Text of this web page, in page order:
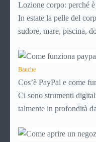
capiremo come inviare
Lozione corpo: perché
in estate
In estate la pelle del
sudore, mare, piscina,
disidratata o
proprio nei mesi caldi,
prodotti idratanti perché
appiccicose o difficili da
Banche
Cos’è PayPal e come
aggiornata per venditori
Ci sono strumenti
talmente in profondità
per pagare un corso